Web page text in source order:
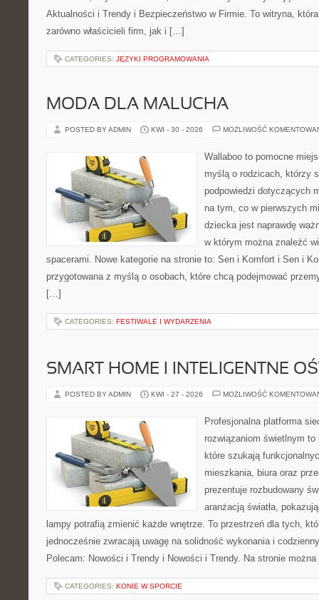
Aktualności i Trendy i Bezpieczeństwo w Firmie. To witryna,
zarówno właścicieli firm, jak i […]
CATEGORIES: JĘZYKI PROGRAMOWANIA
MODA DLA MALUCHA
POSTED BY ADMIN KWI - 30 - 2026 MOŻLIWOŚĆ
Wallaboo to pomocne
myślą o rodzicach, którzy
podpowiedzi dotyczących
na tym, co w pierwszych
dziecka jest naprawdę
w którym można znaleźć
spacerami. Nowe kategorie na stronie to: Sen i Komfort i Sen i
przygotowana z myślą o osobach, które chcą podejmować
[…]
CATEGORIES: FESTIWALE I WYDARZENIA
SMART HOME I INTELIGENTNE
POSTED BY ADMIN KWI - 27 - 2026 MOŻLIWOŚĆ
Profesjonalna platforma
rozwiązaniom świetlnym
które szukają
mieszkania, biura oraz
prezentuje rozbudowany
aranżacją światła,
lampy potrafią zmienić każde wnętrze. To przestrzeń dla tych,
jednocześnie zwracają uwagę na solidność wykonania i
Polecam: Nowości i Trendy i Nowości i Trendy. Na stronie
CATEGORIES: KONIE W SPORCIE